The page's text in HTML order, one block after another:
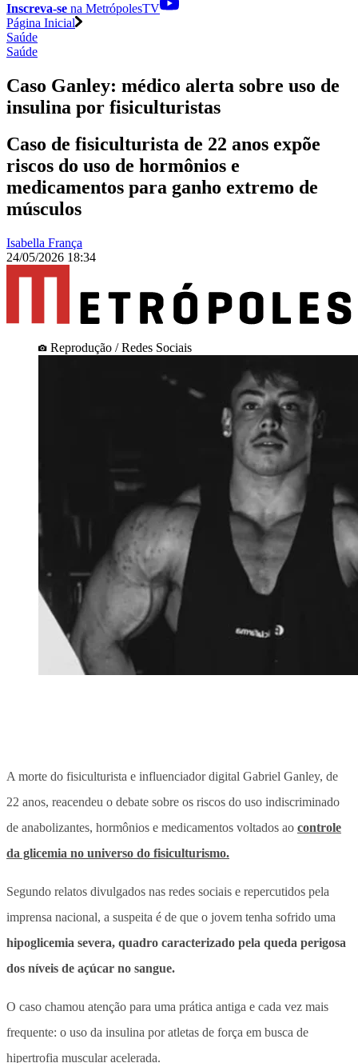
Inscreva-se na MetrópolesTV
Página Inicial
Saúde
Saúde
Caso Ganley: médico alerta sobre uso de
insulina por fisiculturistas
Caso de fisiculturista de 22 anos expõe
riscos do uso de hormônios e
medicamentos para ganho extremo de
músculos
Isabella França
24/05/2026 18:34
Reprodução / Redes Sociais
A morte do fisiculturista e influenciador digital Gabriel Ganley, de
22 anos, reacendeu o debate sobre os riscos do uso indiscriminado
de anabolizantes, hormônios e medicamentos voltados ao controle
da glicemia no universo do fisiculturismo.
Segundo relatos divulgados nas redes sociais e repercutidos pela
imprensa nacional, a suspeita é de que o jovem tenha sofrido uma
hipoglicemia severa, quadro caracterizado pela queda perigosa
dos níveis de açúcar no sangue.
O caso chamou atenção para uma prática antiga e cada vez mais
frequente: o uso da insulina por atletas de força em busca de
hipertrofia muscular acelerada.